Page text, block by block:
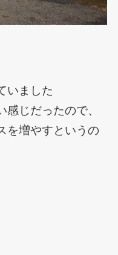
いました
じだったので、
を増やすというの